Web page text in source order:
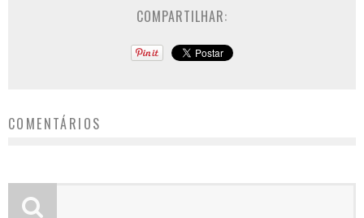
COMPARTILHAR:
COMENTÁRIOS